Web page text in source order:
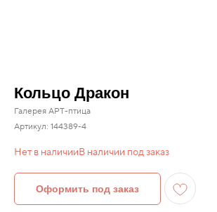
Кольцо Дракон
Галерея АРТ-птица
Артикул: 144389-4
Нет в наличии
Оформить под заказ